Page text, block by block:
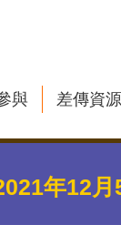
與 差傳資源
年12月